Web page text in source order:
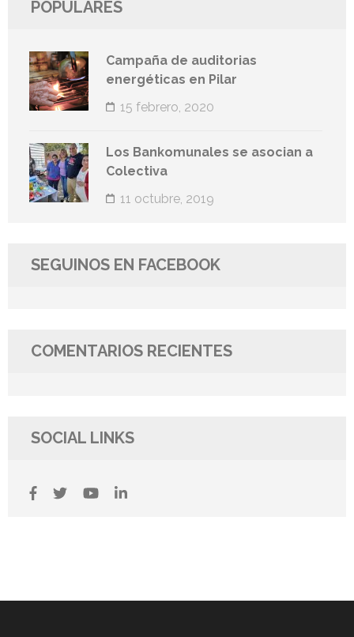
POPULARES
Campaña de auditorias
energéticas en Pilar
15 febrero, 2020
Los Bankomunales se asocian a
Colectiva
11 octubre, 2019
SEGUINOS EN FACEBOOK
COMENTARIOS RECIENTES
SOCIAL LINKS